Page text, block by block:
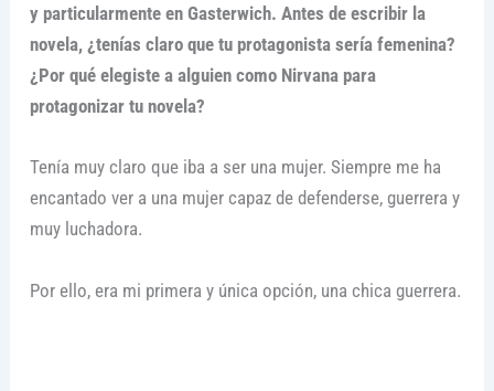
y particularmente en Gasterwich. Antes de escribir la
novela, ¿tenías claro que tu protagonista sería femenina?
¿Por qué elegiste a alguien como Nirvana para
protagonizar tu novela?
Tenía muy claro que iba a ser una mujer. Siempre me ha
encantado ver a una mujer capaz de defenderse, guerrera y
muy luchadora.
Por ello, era mi primera y única opción, una chica guerrera.